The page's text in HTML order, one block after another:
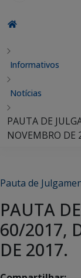
Informativos
Notícias
PAUTA DE
NOVEMBRO DE
Pauta de
PAUTA
60/2017,
DE 2017.